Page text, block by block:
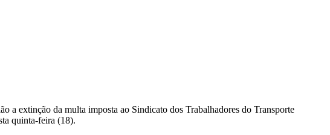
extinção da multa imposta ao Sindicato dos Trabalhadores do Transporte
quinta-feira (18).